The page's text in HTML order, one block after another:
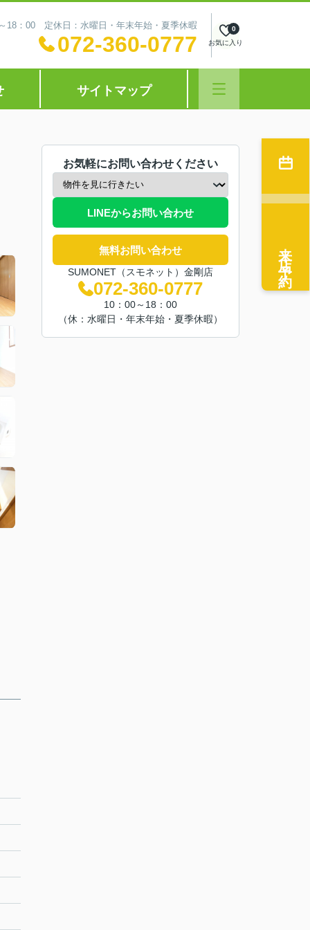
18：00 定休日：水曜日・年末年始・夏季休暇
072-360-0777 お気に入り
0
サイトマップ
お気軽にお問い合わせください
LINEからお問い合わせ
無料お問い合わせ
SUMONET（スモネット）金剛店
072-360-0777
10：00～18：00
（休：水曜日・年末年始・夏季休暇）
来店予約